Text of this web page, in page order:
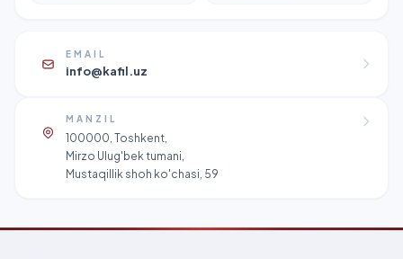
EMAIL
info@kafil.uz
MANZIL
100000, Toshkent,
Mirzo Ulug'bek tumani,
Mustaqillik shoh ko'chasi, 59